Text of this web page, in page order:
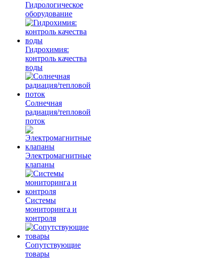
Гидрологическое
оборудование
Гидрохимия:
контроль качества
воды
Солнечная
радиация/тепловой
поток
Электромагнитные
клапаны
Системы
мониторинга и
контроля
Сопутствующие
товары